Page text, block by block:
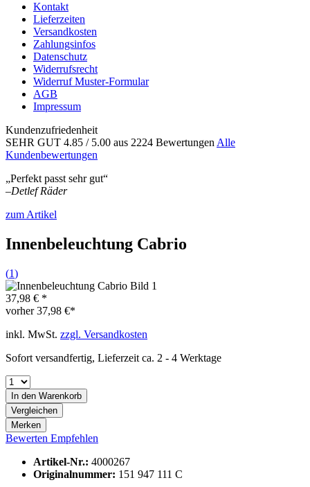
Kontakt
Lieferzeiten
Versandkosten
Zahlungsinfos
Datenschutz
Widerrufsrecht
Widerruf Muster-Formular
AGB
Impressum
Kundenzufriedenheit
SEHR GUT 4.85 / 5.00 aus 2224 Bewertungen Alle
Kundenbewertungen
„Perfekt passt sehr gut“
–Detlef Räder
zum Artikel
Innenbeleuchtung Cabrio
(1)
37,98 € *
vorher37,98 €*
inkl. MwSt. zzgl. Versandkosten
Sofort versandfertig, Lieferzeit ca. 2 - 4 Werktage
In den Warenkorb
Vergleichen
Merken
Bewerten Empfehlen
Artikel-Nr.: 4000267
Originalnummer: 151 947 111 C